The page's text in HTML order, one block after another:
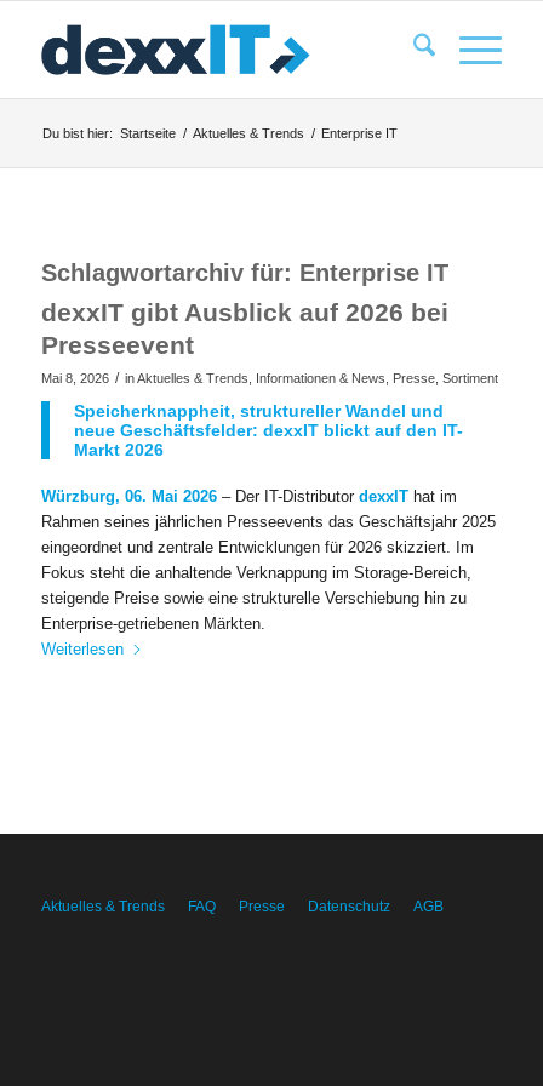
Du bist hier: Startseite / Aktuelles & Trends / Enterprise IT
Schlagwortarchiv für: Enterprise IT
dexxIT gibt Ausblick auf 2026 bei
Presseevent
Mai 8, 2026 / inAktuelles & Trends Informationen & News Presse, Sortiment
Speicherknappheit, struktureller Wandel und
neue Geschäftsfelder: dexxIT blickt auf den IT-
Markt 2026
Würzburg, 06. Mai 2026– Der IT-Distributor dexxIThat im
Rahmen seines jährlichen Presseevents das Geschäftsjahr 2025
eingeordnet und zentrale Entwicklungen für 2026 skizziert. Im
Fokus steht die anhaltende Verknappung im Storage-Bereich,
steigende Preise sowie eine strukturelle Verschiebung hin zu
Enterprise-getriebenen Märkten.
Weiterlesen
Aktuelles & Trends FAQ Presse Datenschutz AGB